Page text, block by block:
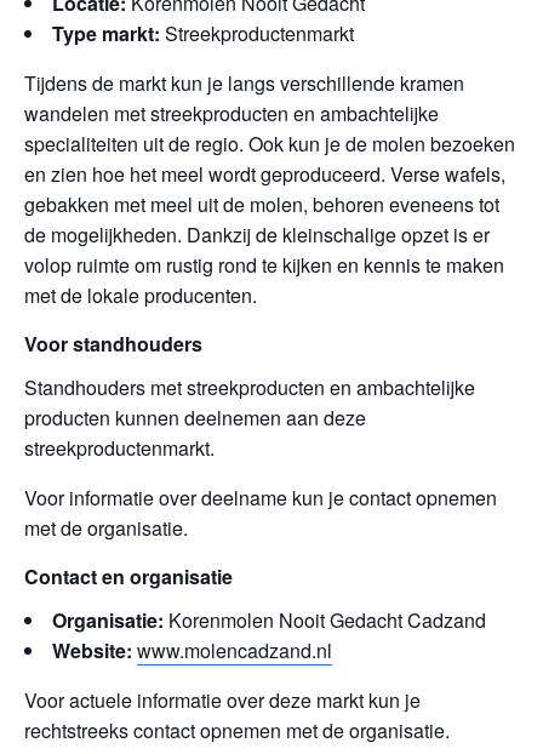
Type markt: Streekproductenmarkt
Tijdens de markt kun je langs verschillende kramen
wandelen met streekproducten en ambachtelijke
specialiteiten uit de regio. Ook kun je de molen bezoeken
en zien hoe het meel wordt geproduceerd. Verse wafels,
gebakken met meel uit de molen, behoren eveneens tot
de mogelijkheden. Dankzij de kleinschalige opzet is er
volop ruimte om rustig rond te kijken en kennis te maken
met de lokale producenten.
Voor standhouders
Standhouders met streekproducten en ambachtelijke
producten kunnen deelnemen aan deze
streekproductenmarkt.
Voor informatie over deelname kun je contact opnemen
met de organisatie.
Contact en organisatie
Organisatie: Korenmolen Nooit Gedacht Cadzand
Website: www.molencadzand.nl
Voor actuele informatie over deze markt kun je
rechtstreeks contact opnemen met de organisatie.